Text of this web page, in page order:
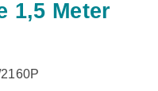
1,5 Meter